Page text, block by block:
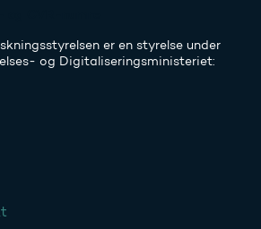
er en styrelse under
og Digitaliseringsministeriet: